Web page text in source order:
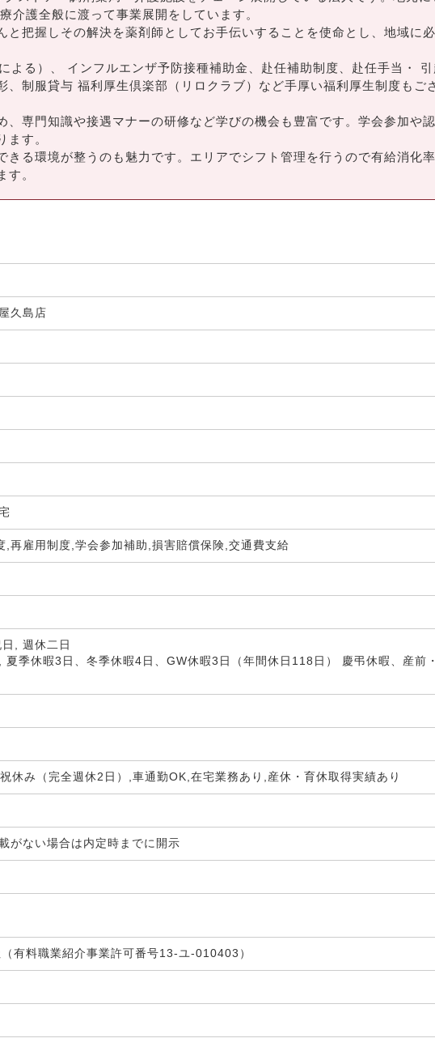
介護全般に渡って事業展開をしています。
と把握しその解決を薬剤師としてお手伝いすることを使命とし、地域に
よる）、 インフルエンザ予防接種補助金、赴任補助制度、赴任手当・ 引
、制服貸与 福利厚生倶楽部（リロクラブ）など手厚い福利厚生制度もご
、専門知識や接遇マナーの研修など学びの機会も豊富です。学会参加や
す。
きる環境が整うのも魅力です。エリアでシフト管理を行うので有給消化
。
久島店
,再雇用制度,学会参加補助,損害賠償保険,交通費支給
, 週休二日
季休暇3日、冬季休暇4日、GW休暇3日（年間休日118日） 慶弔休暇、産前
休み（完全週休2日）,車通勤OK,在宅業務あり,産休・育休取得実績あり
がない場合は内定時までに開示
有料職業紹介事業許可番号13-ユ-010403）